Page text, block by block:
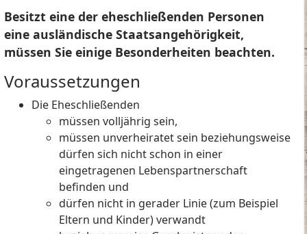
Besitzt eine der eheschließenden Personen
eine ausländische Staatsangehörigkeit,
müssen Sie einige Besonderheiten beachten.
Voraussetzungen
Die Eheschließenden
müssen volljährig sein,
müssen unverheiratet sein beziehungsweise
dürfen sich nicht schon in einer
eingetragenen Lebenspartnerschaft
befinden und
dürfen nicht in gerader Linie(zum Beispiel
Eltern und Kinder)verwandt